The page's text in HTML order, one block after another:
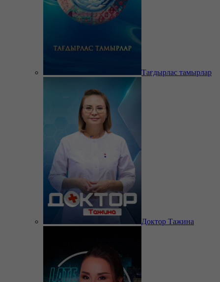
Тағдырлас тамырлар
Доктор Тажина